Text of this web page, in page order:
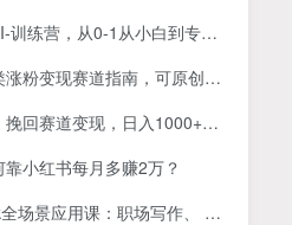
，从0-1从小白到专家，边玩边赚 保姆级课程
赛道指南，可原创可搬运，三天百粉 日产50+
赛道变现，日入1000+，上无封顶
小红书每月多赚2万？
职场写作、 PPT制作、数据分析、亲子教育、自媒体创作等